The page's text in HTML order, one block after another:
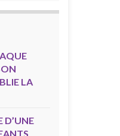
LA
D’UNE